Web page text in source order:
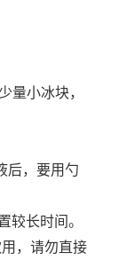
量小冰块，
后，要用勺
长时间。
，请勿直接